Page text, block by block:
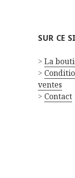
SUR CE
>La
>
ventes
> Contact